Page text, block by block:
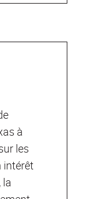
à
les
intérêt
la